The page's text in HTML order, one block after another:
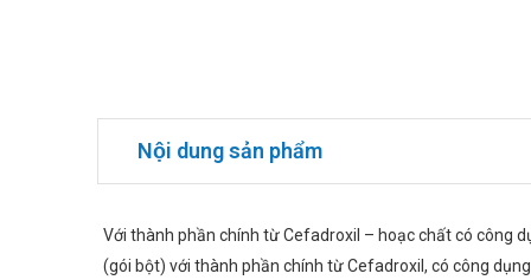
Nội dung sản phẩm
Với thành phần chính từ Cefadroxil – hoạc chất có công
(gói bột) với thành phần chính từ Cefadroxil, có công